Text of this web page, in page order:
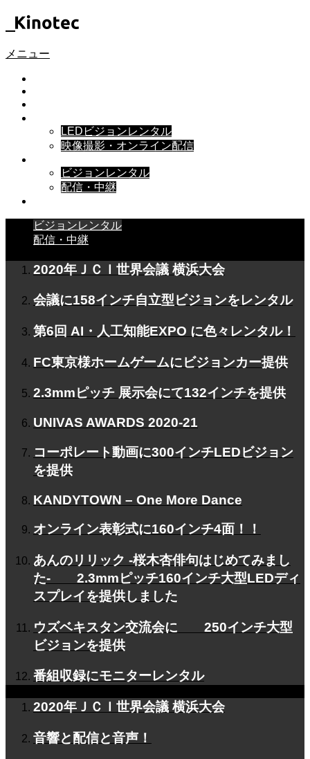
メニュー
LEDビジョンレンタル
映像撮影・オンライン配信
ビジョンレンタル
配信・中継
ビジョンレンタル
配信・中継
2020年ＪＣＩ世界会議 横浜大会
会議に158インチ自立型ビジョンをレンタル
第6回 AI・人工知能EXPO に色々レンタル！
FC東京様ホームゲームにビジョンカー提供
2.3mmピッチ 展示会にて132インチを提供
UNIVAS AWARDS 2020-21
コーポレート動画に300インチLEDビジョン
を提供
KANDYTOWN – One More Dance
オンライン表彰式に160インチ4面！！
あんのリリック -桜木杏俳句はじめてみまし
た- 2.3mmピッチ160インチ大型LEDディ
スプレイを提供しました
ウズベキスタン交流会に 250インチ大型
ビジョンを提供
番組収録にモニターレンタル
2020年ＪＣＩ世界会議 横浜大会
音響と配信と音声！